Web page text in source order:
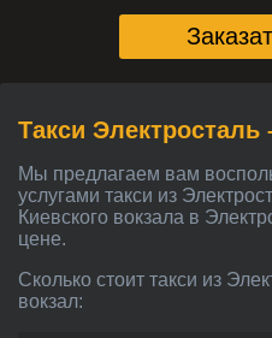
Такси
Мы предлагаем вам воспользоваться недорого
услугами такси из
Киевского вокзала в
цене.
Сколько стоит такси из Электростали на Киевский
вокзал: